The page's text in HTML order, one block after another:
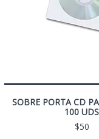
SOBRE PORTA CD
100 UDS
$50